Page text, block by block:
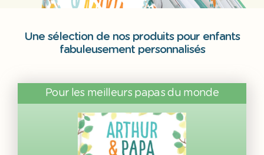
Une sélection de nos produits pour enfants
fabuleusement personnalisés
Pour les meilleurs papas du monde